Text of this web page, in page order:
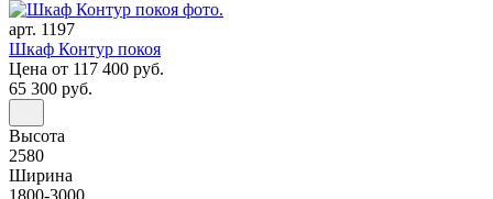
арт. 1197
Шкаф Контур покоя
Цена от 117 400 руб.
65 300 руб.
Высота
2580
Ширина
1800-3000